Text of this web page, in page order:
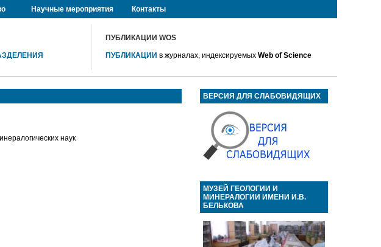
Научные мероприятия Контакты
ПУБЛИКАЦИИ WOS
ПУБЛИКАЦИИ в журналах, индексируемыхWeb of Science
наук
ВЕРСИЯ ДЛЯ СЛАБОВИДЯЩИХ
МУЗЕЙ ГЕОЛОГИИ И
МИНЕРАЛОГИИ ИМЕНИ И.В.
БЕЛЬКОВА